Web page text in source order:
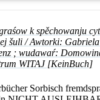
k spěchowanju
šuli / Awtorki:
; wudawaŕ:
WITAJ [KeinBuch]
Sorbisch